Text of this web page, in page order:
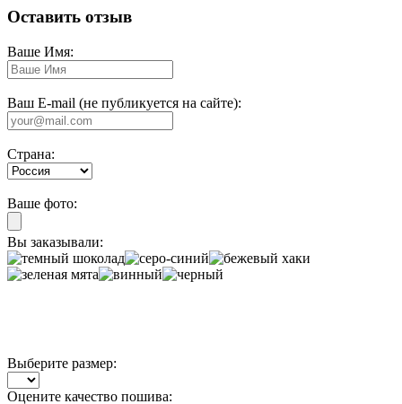
Оставить отзыв
Ваше Имя:
Ваш E-mail (не публикуется на сайте):
Страна:
Ваше фото:
Вы заказывали:
Выберите размер:
Оцените качество пошива: